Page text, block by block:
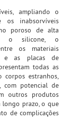
ampliando o
os inabsorvíveis
poroso de alta
o silicone, o
os materiais
e as placas de
todas as
corpos estranhos,
com potencial de
outros produtos
longo prazo, o que
de complicações